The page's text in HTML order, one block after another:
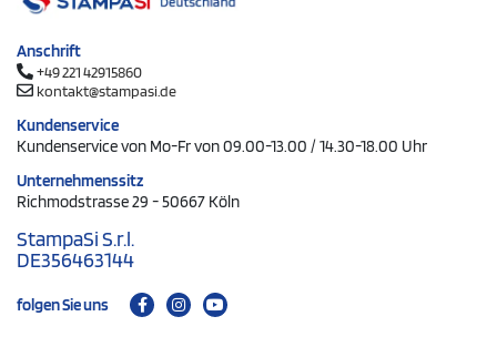
Anschrift
+49 221 42915860
kontakt@stampasi.de
Kundenservice
Kundenservice von Mo-Fr von 09.00-13.00 / 14.30-18.00 Uhr
Unternehmenssitz
Richmodstrasse 29 - 50667 Köln
StampaSi S.r.l.
DE356463144
folgen Sie uns